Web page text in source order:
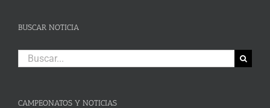
BUSCAR NOTICIA
Buscar:
CAMPEONATOS Y NOTICIAS